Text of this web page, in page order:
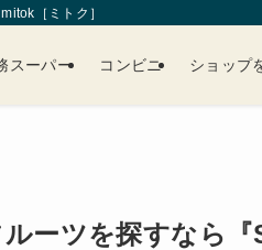
［ミトク］
スーパー コンビニ ショップ
ルーツを探すなら